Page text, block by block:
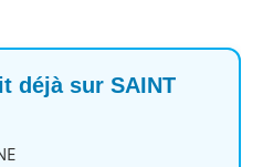
déjà sur SAINT